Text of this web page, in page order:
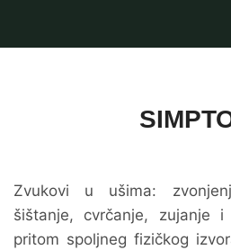
Zvukovi u ušima:
šištanje, cvrčanje, zujanje
pritom spoljneg fizičkog